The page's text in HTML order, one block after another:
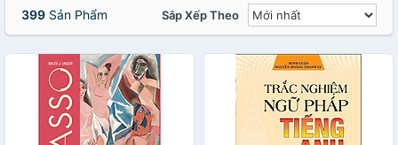
399 Sản Phẩm Sắp Xếp Theo